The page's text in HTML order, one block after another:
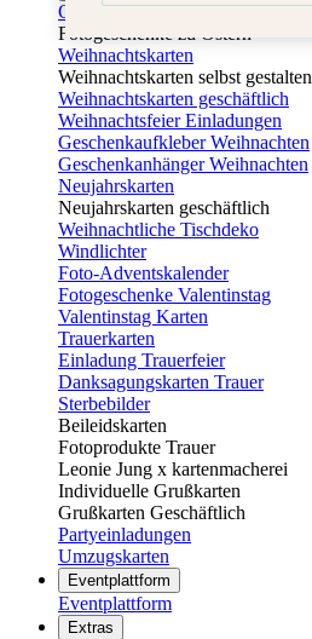
Osterkarten
Fotogeschenke zu Ostern
Weihnachtskarten
Weihnachtskarten selbst gestalten
Weihnachtskarten geschäftlich
Weihnachtsfeier Einladungen
Geschenkaufkleber Weihnachten
Geschenkanhänger Weihnachten
Neujahrskarten
Neujahrskarten geschäftlich
Weihnachtliche Tischdeko
Windlichter
Foto-Adventskalender
Fotogeschenke Valentinstag
Valentinstag Karten
Trauerkarten
Einladung Trauerfeier
Danksagungskarten Trauer
Sterbebilder
Beileidskarten
Fotoprodukte Trauer
Leonie Jung x kartenmacherei
Individuelle Grußkarten
Grußkarten Geschäftlich
Partyeinladungen
Umzugskarten
Eventplattform
Eventplattform
Extras